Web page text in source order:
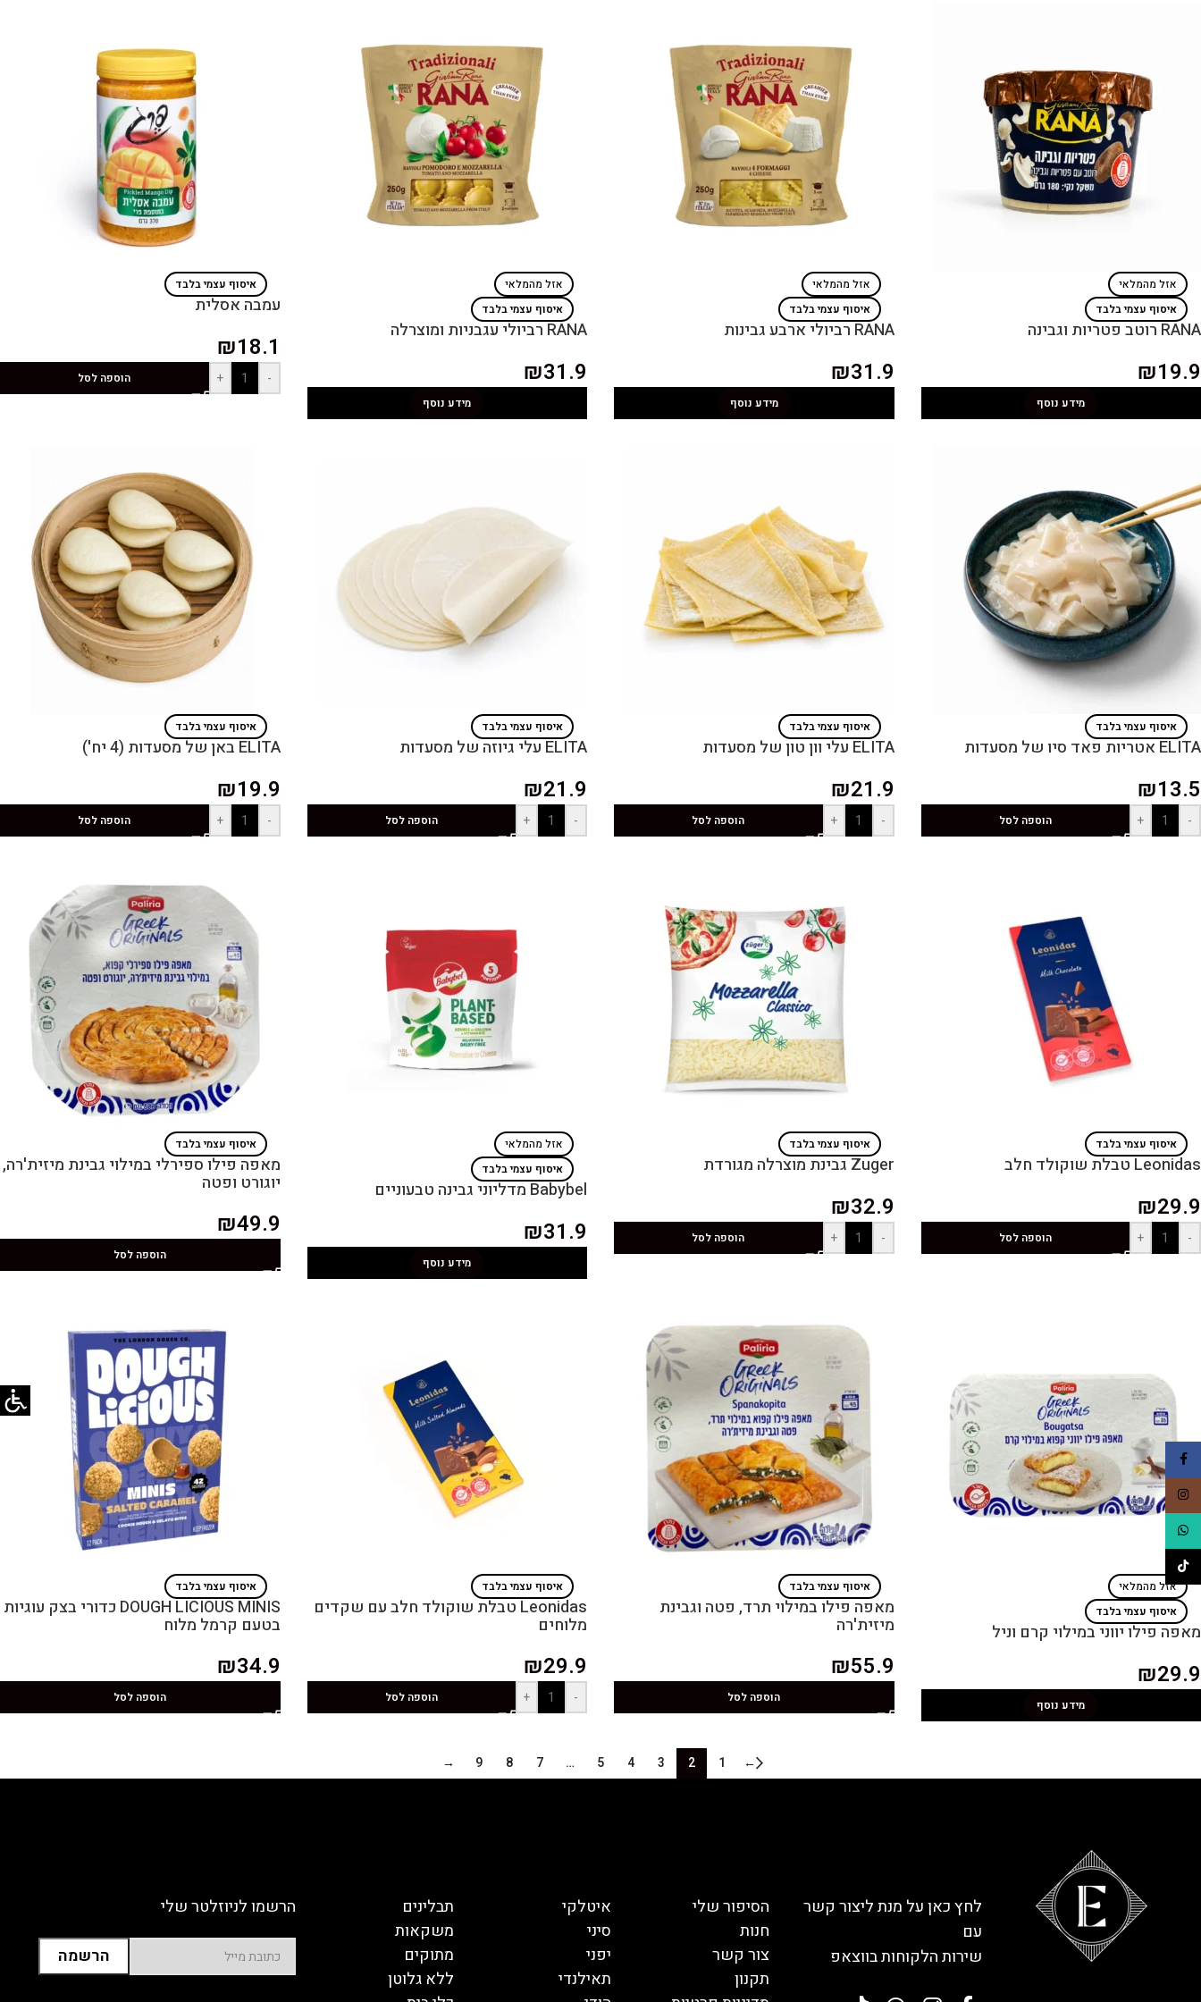
אזל מהמלאי
איסוף עצמי בלבד
RANA רוטב פטריות וגבינה
₪19.9
מידע נוסף
אזל מהמלאי
איסוף עצמי בלבד
RANA רביולי ארבע גבינות
₪31.9
מידע נוסף
אזל מהמלאי
איסוף עצמי בלבד
RANA רביולי עגבניות ומוצרלה
₪31.9
מידע נוסף
איסוף עצמי בלבד
עמבה אסלית
₪18.1
-
+ הוספה לסל
איסוף עצמי בלבד
ELITA אטריות פאד סיו של מסעדות
₪13.5
-
+ הוספה לסל
איסוף עצמי בלבד
ELITA עלי וון טון של מסעדות
₪21.9
-
+ הוספה לסל
איסוף עצמי בלבד
ELITA עלי גיוזה של מסעדות
₪21.9
-
+ הוספה לסל
איסוף עצמי בלבד
ELITA באן של מסעדות (4 יח')
₪19.9
-
+ הוספה לסל
איסוף עצמי בלבד
Leonidas טבלת שוקולד חלב
₪29.9
-
+ הוספה לסל
איסוף עצמי בלבד
Zuger גבינת מוצרלה מגורדת
₪32.9
-
+ הוספה לסל
אזל מהמלאי
איסוף עצמי בלבד
Babybel מדליוני גבינה טבעוניים
₪31.9
מידע נוסף
איסוף עצמי בלבד
מאפה פילו ספירלי במילוי גבינת מיזית'רה,
יוגורט ופטה
₪49.9
הוספה לסל
אזל מהמלאי
איסוף עצמי בלבד
מאפה פילו יווני במילוי קרם וניל
₪29.9
מידע נוסף
איסוף עצמי בלבד
מאפה פילו במילוי תרד, פטה וגבינת
מיזית'רה
₪55.9
הוספה לסל
איסוף עצמי בלבד
Leonidas טבלת שוקולד חלב עם שקדים
מלוחים
₪29.9
-
+ הוספה לסל
איסוף עצמי בלבד
DOUGH LICIOUS MINIS כדורי בצק עוגיות
בטעם קרמל מלוח
₪34.9
הוספה לסל
←
1
2
3
4
5
…
7
8
9
→
לחץ כאן על מנת ליצור קשר
עם
שירות הלקוחות בווצאפ
הסיפור שלי
חנות
צור קשר
תקנון
איטלקי
סיני
יפני
תאילנדי
תבלינים
משקאות
מתוקים
ללא גלוטן
הרשמו לניוזלטר שלי
Facebook
Instagram